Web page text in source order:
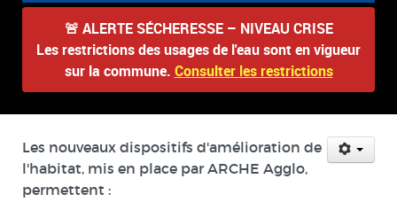
🚨 ALERTE SÉCHERESSE – NIVEAU CRISE
Les restrictions des usages de l'eau sont en vigueur
sur la commune. Consulter les restrictions
Les nouveaux dispositifs d'amélioration de
l'habitat, mis en place par ARCHE Agglo,
permettent :